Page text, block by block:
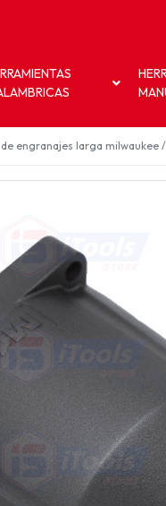
de engranajes larga milwaukee